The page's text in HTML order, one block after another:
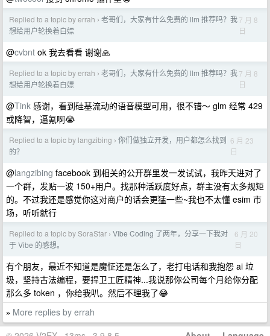
Replied to a topic by errah › 老哥们，大家有什么免费的 llm 推荐吗？我
想给用户轮换着白嫖
7 月 8
日
@cvbnt ok 我去看看 谢谢🙏
Replied to a topic by errah › 老哥们，大家有什么免费的 llm 推荐吗？我
想给用户轮换着白嫖
7 月 8
日
@Tink 感谢，看到硅基流动的语音模型可用，很不错～ glm 经常 429
或降智，逼氪啊😭
Replied to a topic by langzibing › 你们做独立开发，用户都怎么找到
的？
6 月 23
日
@langzibing facebook 到相关的公开群里发一发试试，我昨天进对了
一个群，发贴一波 150+用户。找那种活跃度好点，群主没有太多规矩
的。不过我还是感觉你这对商户的话会更猛一些~我也不太懂 esim 市
场，听听就行
Replied to a topic by SoraStar › Vibe Coding 了两年，分享一下我对
于 Vibe 的感想。
6 月 20
日
有个朋友，最近不知道是魔怔还是怎么了，老打电话和我抱怨 ai 垃
圾，坚持古法编程，要捍卫工匠精神...我说那你公司每个月给你分配
那么多 token ，你给我叭。然后不理我了😂
» More replies by errah